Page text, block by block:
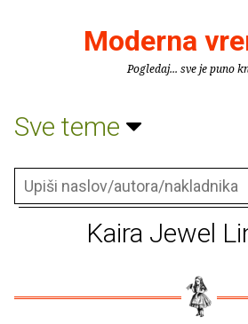
Moderna
Pogledaj... sve je puno
Sve teme
Kaira Jewel